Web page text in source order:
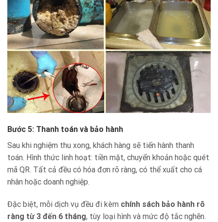
Bước 5: Thanh toán và bảo hành
Sau khi nghiệm thu xong, khách hàng sẽ tiến hành thanh
toán. Hình thức linh hoạt: tiền mặt, chuyển khoản hoặc quét
mã QR. Tất cả đều có hóa đơn rõ ràng, có thể xuất cho cá
nhân hoặc doanh nghiệp.
Đặc biệt, mỗi dịch vụ đều đi kèm chính sách bảo hành rõ
ràng từ 3 đến 6 tháng, tùy loại hình và mức độ tắc nghẽn.